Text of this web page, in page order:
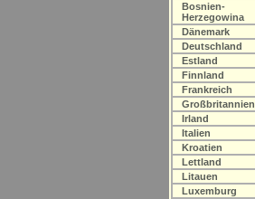
Bosnien-
Herzegowina
Dänemark
Deutschland
Estland
Finnland
Frankreich
Großbritannien
Irland
Italien
Kroatien
Lettland
Litauen
Luxemburg